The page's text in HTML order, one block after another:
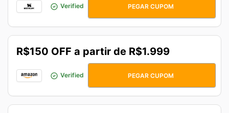
Verified VOLTEI10
PEGAR CUPOM
R$150 OFF a partir de R$1.999
Verified POUPEHOJE
PEGAR CUPOM